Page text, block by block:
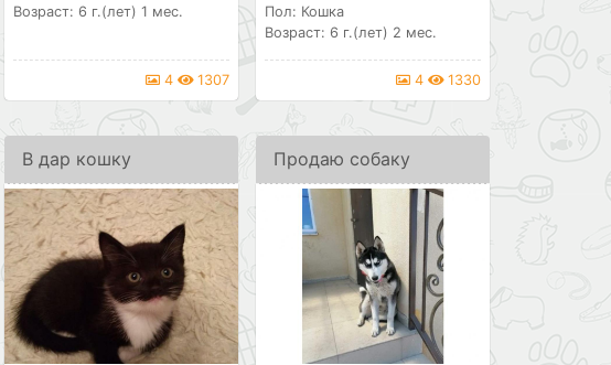
Возраст: 6 г.(лет) 1 мес.
4 1307
Пол: Кошка
Возраст: 6 г.(лет) 2 мес.
4 1330
В дар кошку Продаю собаку